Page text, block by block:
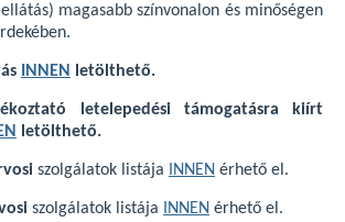
magasabb színvonalon és minőségen
INNEN letölthető.
letelepedési támogatásra kiírt
letölthető.
szolgálatok listája INNEN érhető el.
szolgálatok listája INNEN érhető el.